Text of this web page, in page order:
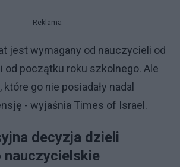
Reklama
jest wymagany od nauczycieli od
od początku roku szkolnego. Ale
go nie posiadały nadal
- wyjaśnia Times of Israel.
decyzja dzieli